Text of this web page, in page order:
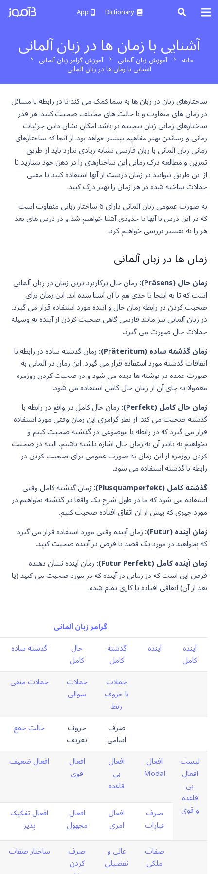
Dictionary
App
آشنایی با زمان ها در زبان آلمانی
خانه chevron_right آموزش زبان آلمانی chevron_right آموزش گرامر زبان آلمانی chevron_right
آشنایی با زمان ها در زبان آلمانی
ساختارهای زبان در زبان ها به شما کمک می کند تا در رابطه با مسائل
در زمان های متفاوت و با حالت های مختلف صحبت کنید. هر قدر
ساختارهای زمانی زبان پیچیده تر باشد امکان نشان دادن جزئیات
زمانی و رساندن بهتر مفاهیم بیشتر خواهد بود. از آنجا که ساختارهای
زمانی زبان آلمانی با زبان فارسی تشابه زیادی ندارد باید از طریق
تمرین و مطالعه درک زمانی این ساختارهای را در ذهن خود بسازید تا
از این طریق بتوانید در زمان درست از آنها استفاده کنید تا معنی
جملات ساخته شده در هر زمان را بهتر درک کنید.
به صورت عمومی زبان آلمانی دارای 6 ساختار زبانی متفاوت است
که در این درس با آنها تا حدودی آشنا خواهیم شد و در درس های بعد
هر را به تفسیر بررسی خواهیم کرد.
زمان ها در زبان آلمانی
زمان حال (Präsens): زمان حال پرکاربرد ترین زمان در زبان آلمانی
است که تا به اینجا تا حدی هم با آن آشنا شده اید. این زمان برای
صحبت کردن در رابطه زمان حال و آینده مورد استفاده قرار می گیرد.
در زبان آلمانی نیز مانند فارسی گاهی صحبت کردن از آینده به وسیله
جملات حال صورت می گیرد.
زمان گذشته ساده (Präteritum):
زمان گذشته ساده در رابطه با
اتفاقات گذشته مورد استفاده قرار می گیرد. این زمان در آلمانی به
صورت عمده در نوشته ها دیده می شود و در صحبت کردن روزمره
معمولا به جای آن از زمان حال کامل استفاده می شود.
زمان حال کامل (Perfekt):
زمان حال کامل در واقع در رابطه با
گذشته صحبت می کند. از نظر گرامری این زمان وقتی مورد استفاده
قرار می گیرد که در رابطه با موضوعی در گذشته صحبت کنیم و
بخواهیم به تاثیر آن به زمان حال اشاره داشته باشیم. البته در صحبت
کردن روزمره از این زمان به صورت عمومی برای صحبت کردن در
رابطه با گذشته استفاده می شود.
گذشته کامل (Plusquamperfekt):
زمان گذشته کامل وقتی
استفاده می شود که ما در طول شرح یک واقعا در گذشته بخواهیم در
مورد چیزی که پیش از آن اتفاق افتاده صحبت کنیم.
زمان آینده (Futur):
زمان آینده وقتی مورد استفاده قرار می گیرد
که بخواهید در مورد یک قصد یا فرض در آینده صحبت کنید.
زمان آینده کامل (Futur Perfekt):
زمان آینده نشان دهنده
فرض این است که در زمانی در آینده که در مورد صحبت می کنید (یا
بعد از آن) اتفاقی افتاده یا کاری تمام شده.
گرامر زبان آلمانی
آینده
کامل
آینده گذشته
کامل
حال
کامل
گذشته ساده
جملات
با حروف
ربط
جملات
سوالی
جملات منفی
صرف
اسامی
حروف
تعریف
حالت جمع
لیست
افعال
بی
قاعده
و قوی
افعال
Modal
افعال
بی
قاعده
افعال
قوی
افعال ضعیف
صرف
عبارات
افعال
امری
افعال
مجهول
افعال تفکیک
پذیر
صفات
ملکی
عالی و
تفضیلی
صرف
کردن
ساختار صفات